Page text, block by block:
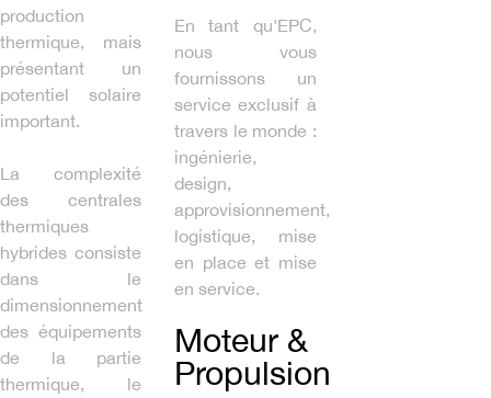
production
thermique, mais
présentant un
potentiel solaire
important.
La complexité
des centrales
thermiques
hybrides consiste
dans le
dimensionnement
des équipements
de la partie
thermique, le
En tant qu'EPC,
nous vous
fournissons un
service exclusif à
travers le monde :
ingénierie,
design,
approvisionnement,
logistique, mise
en place et mise
en service.
Moteur &
Propulsion